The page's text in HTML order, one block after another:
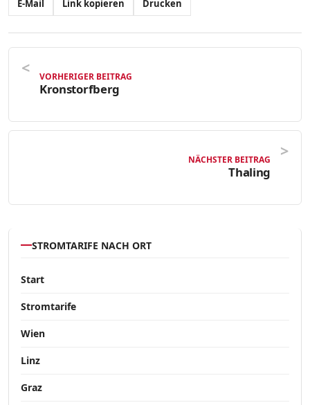
E-Mail Link kopieren Drucken
VORHERIGER BEITRAG
Kronstorfberg
NÄCHSTER BEITRAG
Thaling
STROMTARIFE NACH ORT
Start
Stromtarife
Wien
Linz
Graz